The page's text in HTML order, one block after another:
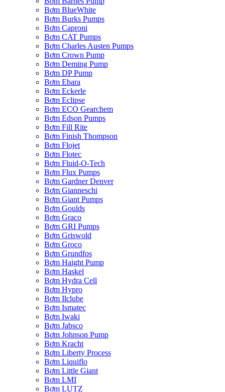
Bơm BlueWhite
Bơm Burks Pumps
Bơm Caproni
Bơm CAT Pumps
Bơm Charles Austen Pumps
Bơm Crown Pump
Bơm Deming Pump
Bơm DP Pump
Bơm Ebara
Bơm Eckerle
Bơm Eclipse
Bơm ECO Gearchem
Bơm Edson Pumps
Bơm Fill Rite
Bơm Finish Thompson
Bơm Flojet
Bơm Flotec
Bơm Fluid-O-Tech
Bơm Flux Pumps
Bơm Gardner Denver
Bơm Gianneschi
Bơm Giant Pumps
Bơm Goulds
Bơm Graco
Bơm GRI Pumps
Bơm Griswold
Bơm Groco
Bơm Grundfos
Bơm Haight Pump
Bơm Haskel
Bơm Hydra Cell
Bơm Hypro
Bơm Ilclube
Bơm Ismatec
Bơm Iwaki
Bơm Jabsco
Bơm Johnson Pump
Bơm Kracht
Bơm Liberty Process
Bơm Liquiflo
Bơm Little Giant
Bơm LMI
Bơm LUTZ